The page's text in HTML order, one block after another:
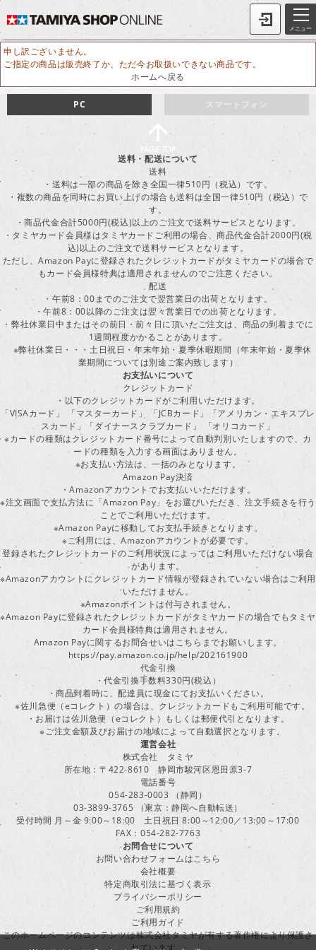
メニュー
申し訳ございません。
ご指定の商品は販売終了か、ただ今お取扱いできない商品です。
ホームへ戻る
スマートフォン
PC
送料・配送について
送料
・送料は一部の商品を除き全国一律510円（税込）です。
・複数の商品を同時にお買い上げの場合も送料は全国一律510円（税込）で
す。
・商品代金合計5000円(税込)以上のご注文で送料サービスとなります。
・タミヤカード会員様はタミヤカードご利用の場合、商品代金合計2000円(税
込)以上のご注文で送料サービスとなります。
ただし、Amazon Payに登録されたクレジットカードがタミヤカードの場合で
もカード会員様特典は適用されませんのでご注意ください。
配送
・午前8：00までのご注文で翌営業日の出荷となります。
・午前8：00以降のご注文は翌々営業日での出荷となります。
・弊社休業日中またはその前日・前々日に頂いたご注文は、商品の到着までに
1週間程度かかることがあります。
※弊社休業日・・・土日祝日・年末年始・夏季休暇期間（年末年始・夏季休
業期間については別途ご案内致します）
お支払いについて
クレジットカード
・以下のクレジットカードがご利用いただけます。
「VISAカード」 「マスターカード」 「JCBカード」「アメリカン・エキスプレ
スカード」「ダイナースクラブカード」 「オリコカード」
※カードの種類はクレジットカード番号によって自動判別いたしますので、カ
ードの種類を入力する画面はありません。
※お支払い方法は、一括のみとなります。
Amazon Pay決済
・Amazonアカウントでお支払いいただけます。
※注文画面で支払方法に「Amazon Pay」をお選びいただき、注文手続きを行う
ことでご利用いただけます。
※Amazon Payに移動してお支払手続きとなります。
※ご利用には、Amazonアカウントが必要です。
登録されたクレジットカードのご利用状況によってはご利用いただけない場合
があります。
※Amazonアカウントにクレジットカード情報が登録されていない場合はご利用
いただけません。
※Amazonポイントは付与されません。
※Amazon Payに登録されたクレジットカードがタミヤカードの場合でもタミヤ
カード会員様特典は適用されません。
Amazon Payに関するお問合せいはこちらまでお願いします。
https://pay.amazon.co.jp/help/202161900
代金引換
・代金引換手数料330円(税込）
・商品到着時に、配達員に現金にてお支払いください。
※佐川急便（eコレクト）の場合は、クレジットカードもご利用可能です。
・お届けは佐川急便（eコレクト）もしくは郵便代引となります。
※ご注文金額及びお届けの地域によって自動選択となります。
運営会社
株式会社 タミヤ
所在地：〒422-8610 静岡市駿河区恩田原3-7
電話番号
054-283-0003 （静岡）
03-3899-3765 （東京：静岡へ自動転送）
受付時間 月～金 9:00～18:00 土日祝日 8:00～12:00／13:00～17:00
FAX：054-282-7763
お問合せについて
お問い合わせフォームはこちら
会社概要
特定商取引法に基づく表示
プライバシーポリシー
ご利用規約
ご利用ガイド
このホームページのコンテンツは株式会社タミヤが有する著作権により保護さ
れています。